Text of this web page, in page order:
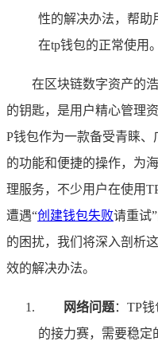
性的解决办法，帮助
在tp钱包的正常使用。
在区块链数字资产的
的钥匙，是用户精心管理
P钱包作为一款备受青睐
的功能和便捷的操作，为
理服务，不少用户在使用
遭遇“创建钱包失败请重试
的困扰，我们将深入剖析
效的解决办法。
网络问题：TP
的接力赛，需要稳定